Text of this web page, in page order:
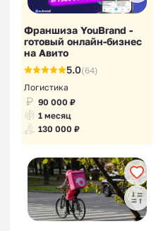
Франшиза YouBrand -
готовый онлайн-бизнес
на Авито
5.0(64)
Логистика
90 000 ₽
1 месяц
130 000 ₽